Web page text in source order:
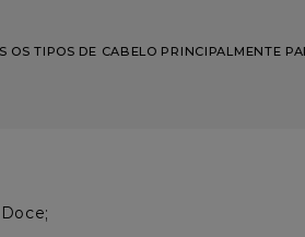
OS TIPOS DE CABELO PRINCIPALMENTE